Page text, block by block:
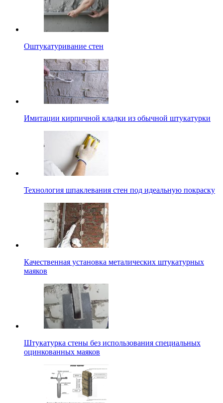
Оштукатуривание стен
Имитации кирпичной кладки из обычной штукатурки
Технология шпаклевания стен под идеальную покраску
Качественная установка металических штукатурных
маяков
Штукатурка стены без использования специальных
оцинкованных маяков